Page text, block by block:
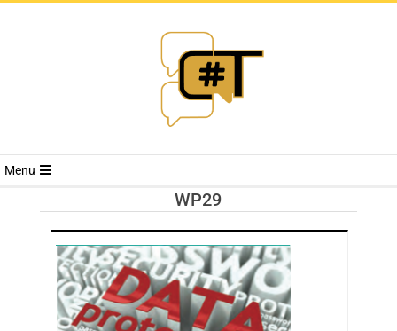
RIVISTA
TRENDS
Menu
WP29